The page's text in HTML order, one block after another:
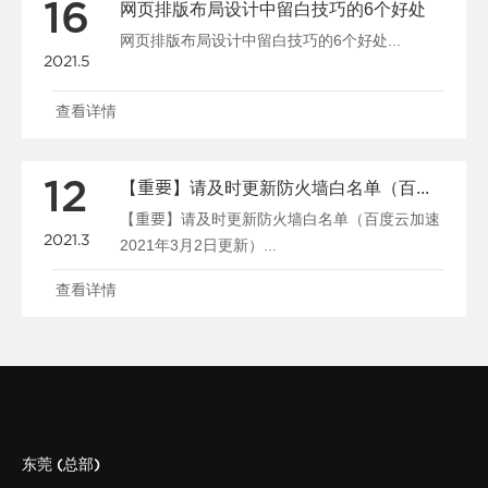
16
2021.5
网页排版布局设计中留白技巧的6个好处
网页排版布局设计中留白技巧的6个好处...
查看详情
12
2021.3
【重要】请及时更新防火墙白名单（百度云加速
2021年3月2日更新）...
查看详情
东莞 (总部)